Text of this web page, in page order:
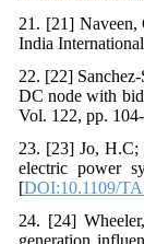
21. [21]
India
22. [22]
DC node with
Vol. 122, pp.
23. [23] Jo, H.C;
electric power
[DOI:10.1109/
24. [24]
generation